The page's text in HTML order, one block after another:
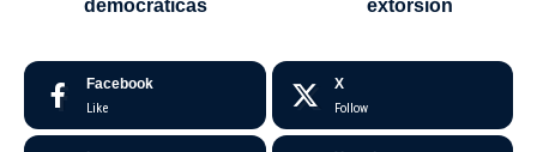
democráticas
extorsión
Facebook
Like
X
Follow